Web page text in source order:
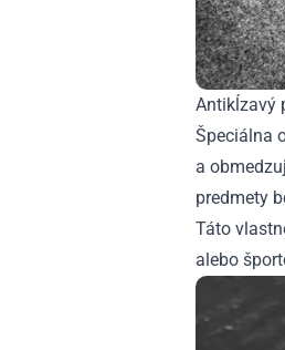
Antikĺzavý
Špeciálna
a
predmety
Táto
alebo